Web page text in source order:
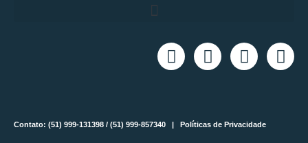
Contato: (51) 999-131398 / (51) 999-857340 | Políticas de Privacidade